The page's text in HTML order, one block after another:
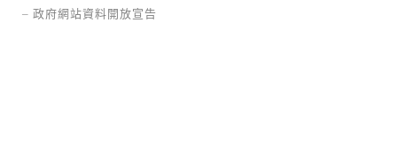
– 政府網站資料開放宣告